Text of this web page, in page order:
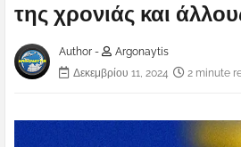
της χρονιάς και
Author -
Argonaytis
Δεκεμβρίου 11, 2024
2 minute